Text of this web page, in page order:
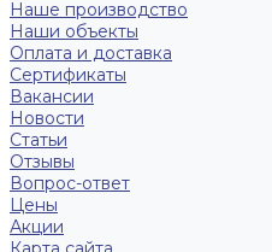
Наше производство
Наши объекты
Оплата и доставка
Сертификаты
Вакансии
Новости
Статьи
Отзывы
Вопрос-ответ
Цены
Акции